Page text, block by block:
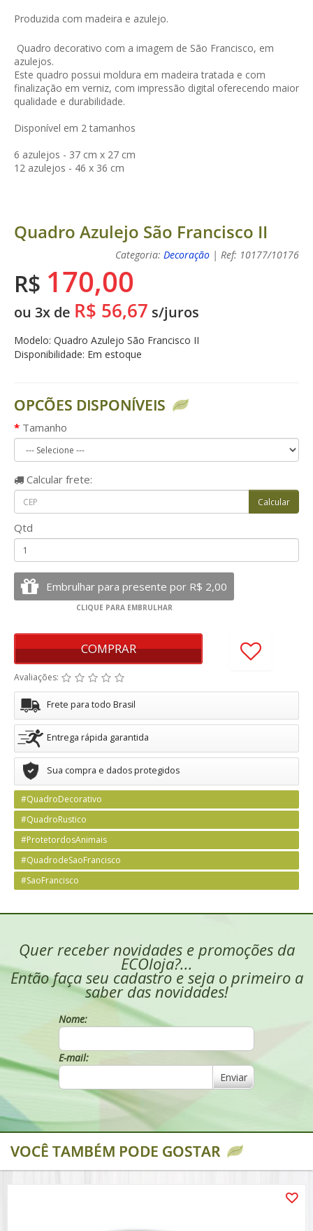
Produzida com madeira e azulejo.
Quadro decorativo com a imagem de São Francisco, em
azulejos.
Este quadro possui moldura em madeira tratada e com
finalização em verniz, com impressão digital oferecendo maior
qualidade e durabilidade.
Disponível em 2 tamanhos
6 azulejos - 37 cm x 27 cm
12 azulejos - 46 x 36 cm
Quadro Azulejo São Francisco II
Categoria: Decoração | Ref: 10177/10176
R$ 170,00
ou 3x de R$ 56,67 s/juros
Modelo: Quadro Azulejo São Francisco II
Disponibilidade: Em estoque
OPCÕES DISPONÍVEIS
Tamanho
Calcular frete:
Qtd
COMPRAR
Avaliações:
Frete para todo Brasil
Entrega rápida garantida
Sua compra e dados protegidos
#QuadroDecorativo
#QuadroRustico
#ProtetordosAnimais
#QuadrodeSaoFrancisco
#SaoFrancisco
Quer receber novidades e promoções da
ECOloja?...
Então faça seu cadastro e seja o primeiro a
saber das novidades!
Nome:
E-mail:
Enviar
VOCÊ TAMBÉM PODE GOSTAR